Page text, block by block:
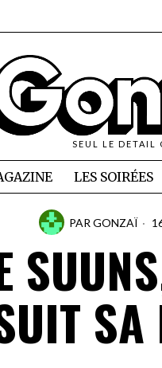
SEUL LE DETAIL
LES SOIRÉES
PAR GONZAÏ
SA